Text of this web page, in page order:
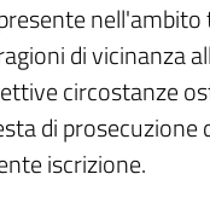
di vicinanza
circostanze
di prosecuzione
iscrizione.